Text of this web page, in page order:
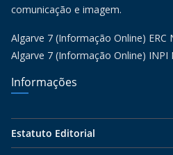
comunicação e imagem.
Algarve 7 (Informação Online) ERC
Algarve 7 (Informação Online) INPI
Informações
Estatuto Editorial